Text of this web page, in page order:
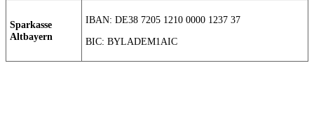
Sparkasse
Altbayern
IBAN: DE38 7205 1210 0000 1237 37
BIC: BYLADEM1AIC